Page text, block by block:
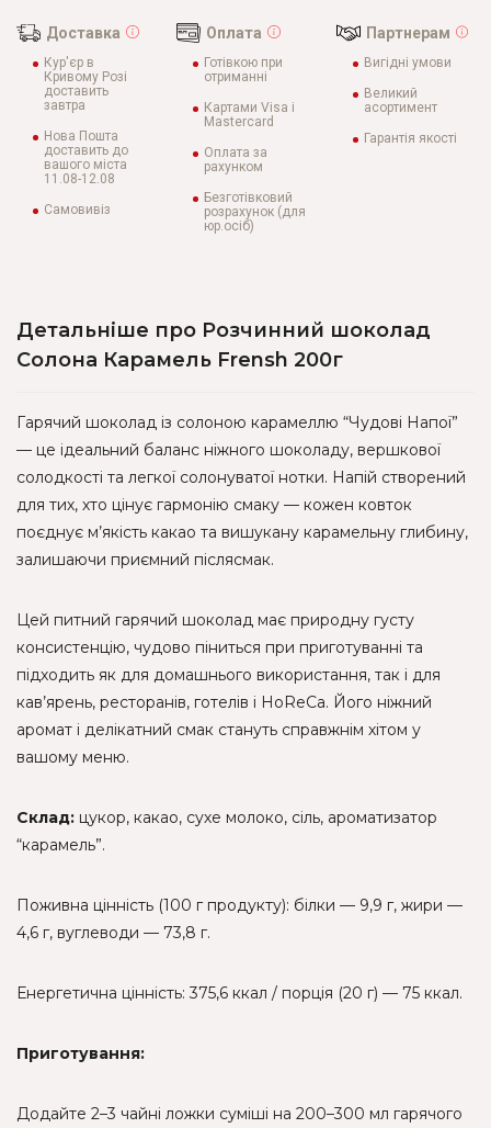
Доставка
Кур'єр в
Кривому Розі
доставить
завтра
Нова Пошта
доставить до
вашого міста
11.08-12.08
Самовивіз
Оплата
Готівкою при
отриманні
Картами Visa і
Mastercard
Оплата за
рахунком
Безготівковий
розрахунок (для
юр.осіб)
Партнерам
Вигідні умови
Великий
асортимент
Гарантія якості
Детальніше про Розчинний шоколад
Солона Карамель Frensh 200г
Гарячий шоколад із солоною карамеллю “Чудові Напої”
— це ідеальний баланс ніжного шоколаду, вершкової
солодкості та легкої солонуватої нотки. Напій створений
для тих, хто цінує гармонію смаку — кожен ковток
поєднує м’якість какао та вишукану карамельну глибину,
залишаючи приємний післясмак.
Цей питний гарячий шоколад має природну густу
консистенцію, чудово піниться при приготуванні та
підходить як для домашнього використання, так і для
кав’ярень, ресторанів, готелів і HoReCa. Його ніжний
аромат і делікатний смак стануть справжнім хітом у
вашому меню.
Склад: цукор, какао, сухе молоко, сіль, ароматизатор
“карамель”.
Поживна цінність (100 г продукту): білки — 9,9 г, жири —
4,6 г, вуглеводи — 73,8 г.
Енергетична цінність: 375,6 ккал / порція (20 г) — 75 ккал.
Приготування:
Додайте 2–3 чайні ложки суміші на 200–300 мл гарячого